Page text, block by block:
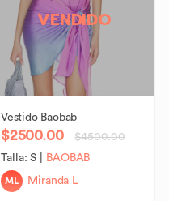
VENDIDO
Vestido Baobab
$2500.00
$4500.00
Talla:S BAOBAB
ML Miranda L